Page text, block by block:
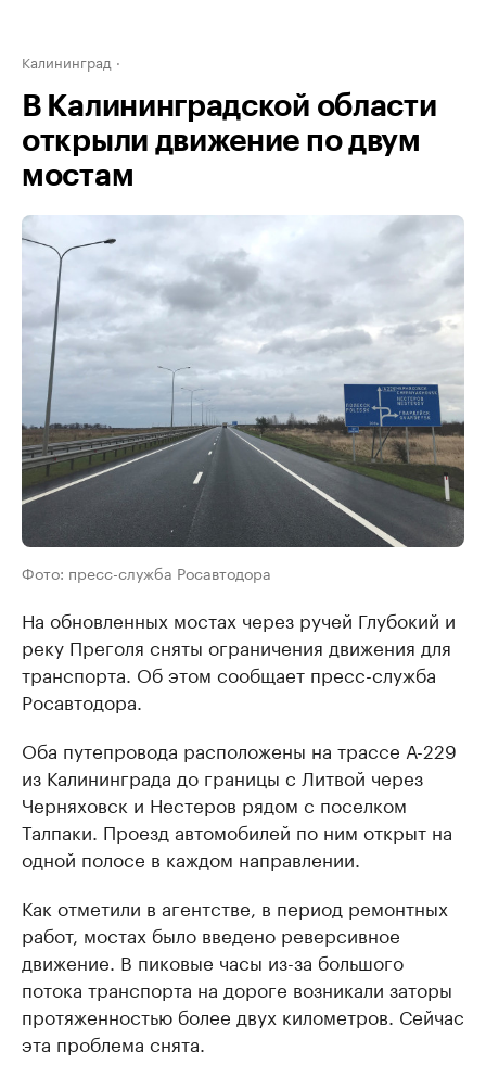
Калининград
В Калининградской области
открыли движение по двум
мостам
Фото: пресс-служба Росавтодора
На обновленных мостах через ручей Глубокий и
реку Преголя сняты ограничения движения для
транспорта. Об этом сообщает пресс-служба
Росавтодора.
Оба путепровода расположены на трассе А-229
из Калининграда до границы с Литвой через
Черняховск и Нестеров рядом с поселком
Талпаки. Проезд автомобилей по ним открыт на
одной полосе в каждом направлении.
Как отметили в агентстве, в период ремонтных
работ, мостах было введено реверсивное
движение. В пиковые часы из-за большого
потока транспорта на дороге возникали заторы
протяженностью более двух километров. Сейчас
эта проблема снята.